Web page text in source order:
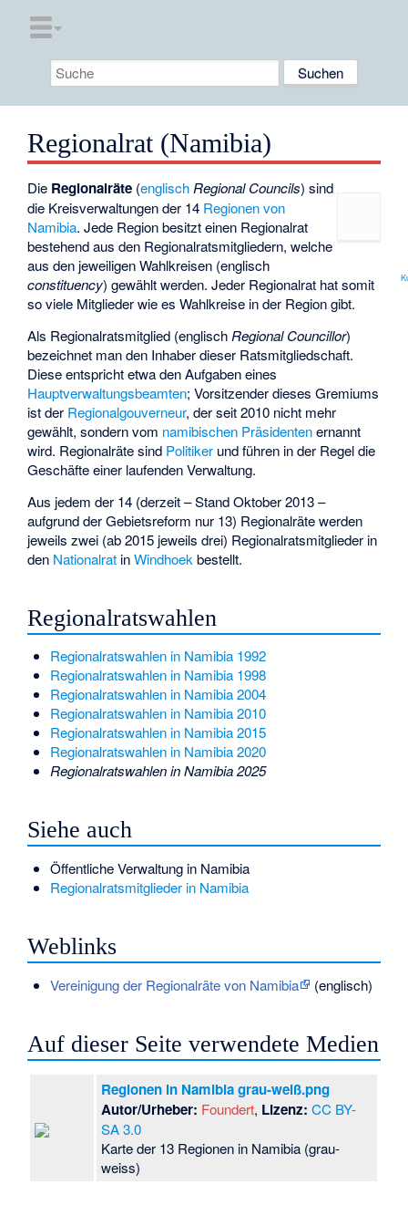
Regionalrat (Namibia)
Die Regionalräte (englisch Regional Councils) sind
die Kreisverwaltungen der 14 Regionen von
Namibia. Jede Region besitzt einen Regionalrat
bestehend aus den Regionalratsmitgliedern, welche
aus den jeweiligenWahlkreisen (englisch
constituency) gewählt werden. Jeder Regionalrat hat somit
so viele Mitglieder wie es Wahlkreise in der Region gibt.
Als Regionalratsmitglied (englisch Regional Councillor)
bezeichnet man den Inhaber dieser Ratsmitgliedschaft.
Diese entspricht etwa den Aufgaben eines
Hauptverwaltungsbeamten; Vorsitzender dieses Gremiums
ist der Regionalgouverneur, der seit 2010 nicht mehr
gewählt, sondern vom namibischen Präsidentenernannt
wird. Regionalräte sind Politiker und führen in der Regel die
Geschäfte einer laufenden Verwaltung.
Aus jedem der 14 (derzeit – Stand Oktober 2013 –
aufgrund der Gebietsreform nur 13) Regionalräte werden
jeweils zwei (ab 2015 jeweils drei) Regionalratsmitglieder in
den Nationalrat inWindhoek bestellt.
Regionalratswahlen
Regionalratswahlen in Namibia 1992
Regionalratswahlen in Namibia 1998
Regionalratswahlen in Namibia 2004
Regionalratswahlen in Namibia 2010
Regionalratswahlen in Namibia 2015
Regionalratswahlen in Namibia 2020
Regionalratswahlen in Namibia 2025
Siehe auch
Öffentliche Verwaltung in Namibia
Regionalratsmitglieder in Namibia
Weblinks
Vereinigung der Regionalräte von Namibia (englisch)
Auf dieser Seite verwendete Medien
Regionen in Namibia grau-weiß.png
Autor/Urheber: Foundert, Lizenz: CC BY-
SA 3.0
Karte der 13 Regionen in Namibia (grau-
weiss)